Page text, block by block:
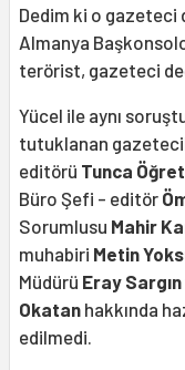
Dedim ki o gazeteci
Almanya
terörist, gazeteci
Yücel ile aynı
tutuklanan
editörü Tunca
Büro Şefi - editör
Sorumlusu Mahir
muhabiri Metin
Müdürü Eray Sargın
Okatan hakkında
edilmedi.